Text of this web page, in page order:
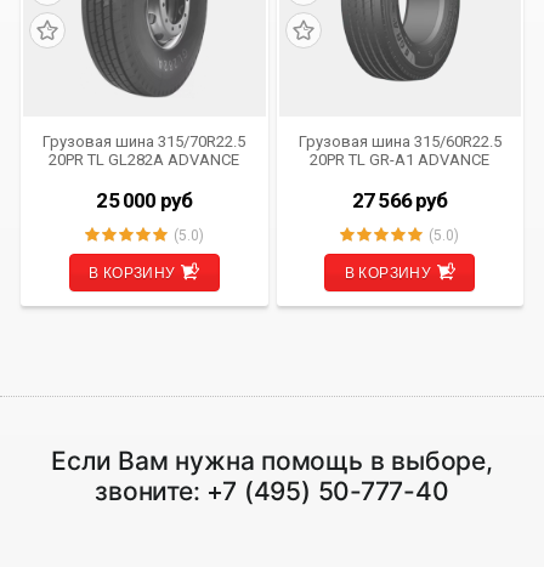
Грузовая шина 315/70R22.5
20PR TL GL282A ADVANCE
25 000 руб
(5.0)
В КОРЗИНУ
Грузовая шина 315/60R22.5
20PR TL GR-A1 ADVANCE
27 566 руб
(5.0)
В КОРЗИНУ
Если Вам нужна помощь в выборе,
звоните: +7 (495) 50-777-40